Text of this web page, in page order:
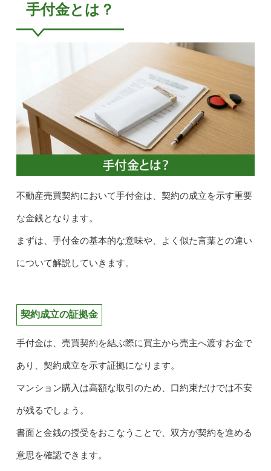
手付金とは？
不動産売買契約において手付金は、契約の成立を示す重要
な金銭となります。
まずは、手付金の基本的な意味や、よく似た言葉との違い
について解説していきます。
契約成立の証拠金
手付金は、売買契約を結ぶ際に買主から売主へ渡すお金で
あり、契約成立を示す証拠になります。
マンション購入は高額な取引のため、口約束だけでは不安
が残るでしょう。
書面と金銭の授受をおこなうことで、双方が契約を進める
意思を確認できます。